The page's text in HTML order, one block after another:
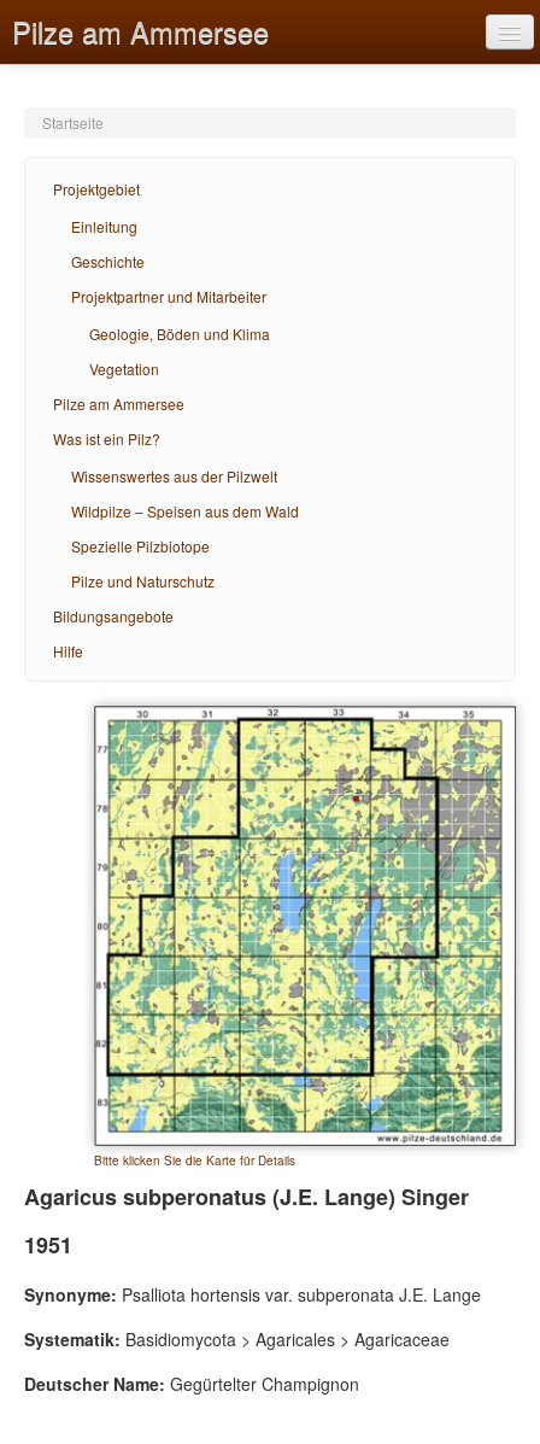
Pilze am Ammersee
Pilze am Ammersee
Was ist ein Pilz?
Bildungsangebote
Startseite
Projektgebiet
Einleitung
Geschichte
Projektpartner und Mitarbeiter
Geologie, Böden und Klima
Vegetation
Pilze am Ammersee
Was ist ein Pilz?
Wissenswertes aus der Pilzwelt
Wildpilze – Speisen aus dem Wald
Spezielle Pilzbiotope
Pilze und Naturschutz
Bildungsangebote
Hilfe
Bitte klicken Sie die Karte für Details
Agaricus subperonatus (J.E. Lange) Singer
1951
Synonyme: Psalliota hortensis var. subperonata J.E. Lange
Systematik: Basidiomycota > Agaricales > Agaricaceae
Deutscher Name: Gegürtelter Champignon